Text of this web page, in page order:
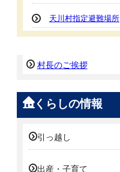
天川村指定避難場所
村長のご挨拶
くらしの情報
引っ越し
出産・子育て